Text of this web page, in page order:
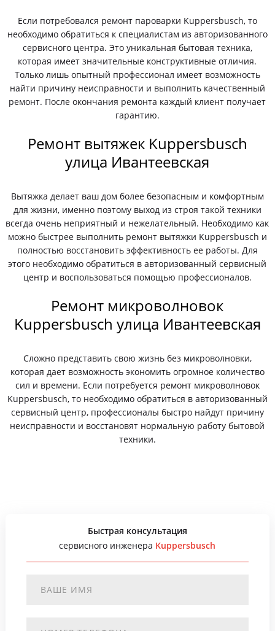
Если потребовался ремонт пароварки Kuppersbusch, то
необходимо обратиться к специалистам из авторизованного
сервисного центра. Это уникальная бытовая техника,
которая имеет значительные конструктивные отличия.
Только лишь опытный профессионал имеет возможность
найти причину неисправности и выполнить качественный
ремонт. После окончания ремонта каждый клиент получает
гарантию.
Ремонт вытяжек Kuppersbusch
улица Ивантеевская
Вытяжка делает ваш дом более безопасным и комфортным
для жизни, именно поэтому выход из строя такой техники
всегда очень неприятный и нежелательный. Необходимо как
можно быстрее выполнить ремонт вытяжки Kuppersbusch и
полностью восстановить эффективность ее работы. Для
этого необходимо обратиться в авторизованный сервисный
центр и воспользоваться помощью профессионалов.
Ремонт микроволновок
Kuppersbusch улица Ивантеевская
Сложно представить свою жизнь без микроволновки,
которая дает возможность экономить огромное количество
сил и времени. Если потребуется ремонт микроволновок
Kuppersbusch, то необходимо обратиться в авторизованный
сервисный центр, профессионалы быстро найдут причину
неисправности и восстановят нормальную работу бытовой
техники.
Быстрая консультация
сервисного инженера Kuppersbusch